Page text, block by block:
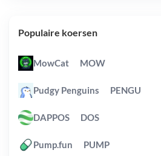
Populaire koersen
MowCat MOW
Pudgy Penguins PENGU
DAPPOS DOS
Pump.fun PUMP